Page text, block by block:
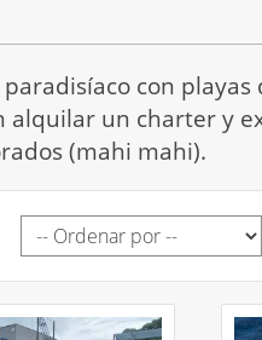
con playas
un charter y
(mahi mahi).